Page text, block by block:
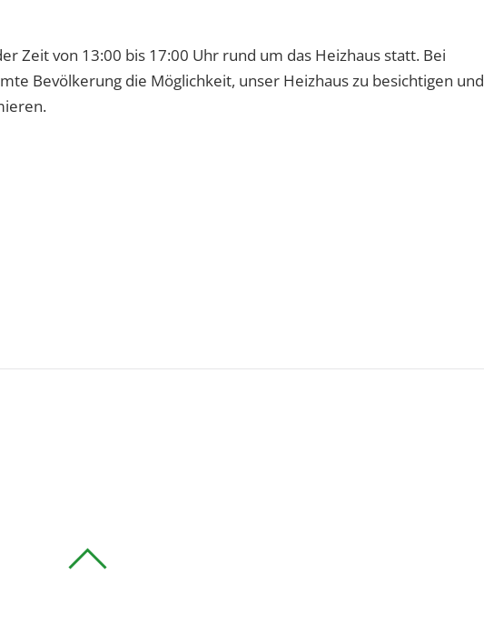
Zeit von 13:00 bis 17:00 Uhr rund um das Heizhaus statt. Bei
Bevölkerung die Möglichkeit, unser Heizhaus zu besichtigen und